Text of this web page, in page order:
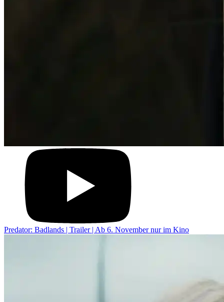
Predator: Badlands | Trailer | Ab 6. November nur im Kino